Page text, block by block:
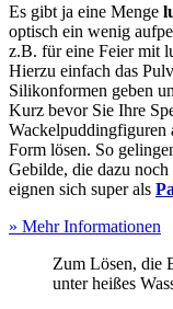
Es gibt ja eine Menge
optisch ein wenig
z.B. für eine Feier mit
Hierzu einfach das
Silikonformen geben
Kurz bevor Sie Ihre
Wackelpuddingfiguren
Form lösen. So
Gebilde, die dazu noch
eignen sich super als
» Mehr Informationen
Zum Lösen, die
unter heißes